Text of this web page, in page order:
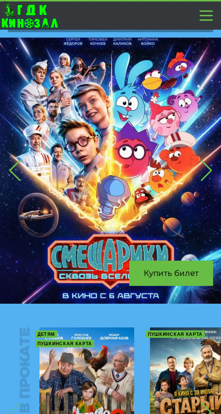
Купить билет
В ПРОКАТЕ
ДЕТЯМ
ПУШКИНСКАЯ КАРТА
ПУШКИНСКАЯ КАРТА